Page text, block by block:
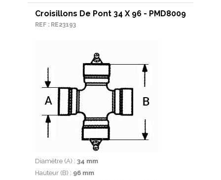
Croisillons De Pont 34 X 96 - PMD8009
REF : RE23193
Diamètre (A) : 34 mm
Hauteur (B) : 96 mm